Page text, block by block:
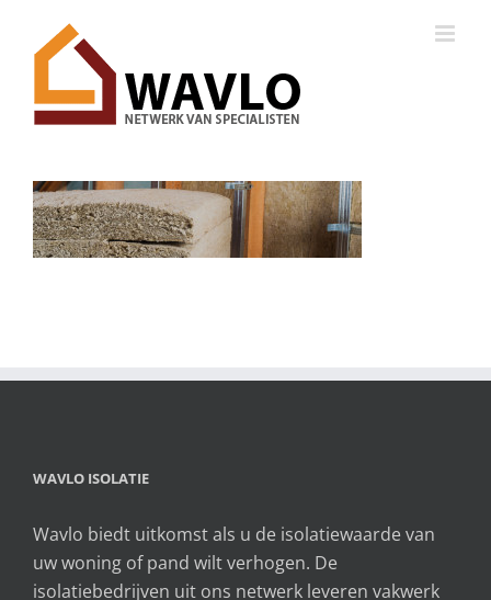
WAVLO ISOLATIE
Wavlo biedt uitkomst als u de isolatiewaarde van
uw woning of pand wilt verhogen. De
isolatiebedrijven uit ons netwerk leveren vakwerk